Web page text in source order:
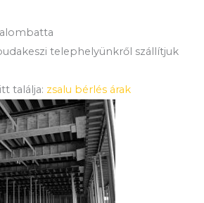
telephelyünkről szállítjuk
találja: zsalu bérlés árak